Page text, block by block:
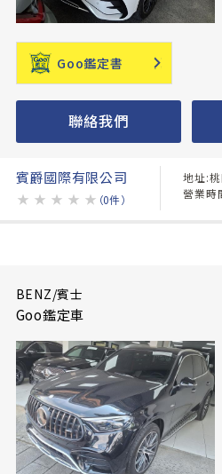
Goo鑑定書
聯絡我們
賓爵國際有限公司
★ ★ ★ ★ ★ （0件）
地址:
營業時
BENZ/賓士
Goo鑑定車